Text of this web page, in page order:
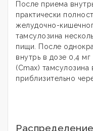
После приема
практически
желудочно-
тамсулозина
пищи. После
внутрь в дозе 0,4 мг
(Cmax) тамсулозина
приблизительно
Распределение